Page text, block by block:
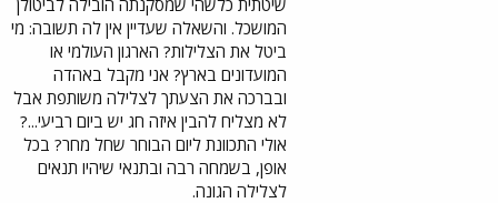
המושכל. והשאלה שעדיין אין לה תשובה: מי
ביטל את הצלילות? הארגון העולמי או
המועדונים בארץ? אני מקבל באהדה
ובברכה את הצעתך לצלילה משותפת אבל
לא מצליח להבין איזה חג יש ביום רביעי...?
אולי התכוונת ליום הבוחר שחל מחר? בכל
אופן, בשמחה רבה ובתנאי שיהיו תנאים
לצלילה הגונה.